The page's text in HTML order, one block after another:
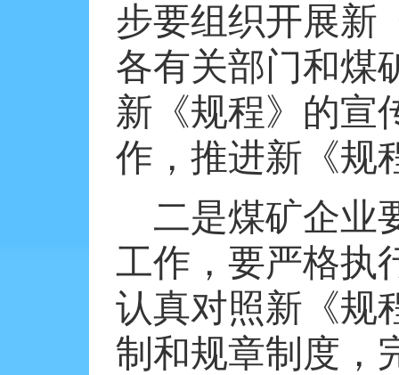
步要组织开展新
各有关部门和煤
新《规程》的宣
作，推进新《规
二是煤矿企业
工作，要严格执
认真对照新《规
制和规章制度，